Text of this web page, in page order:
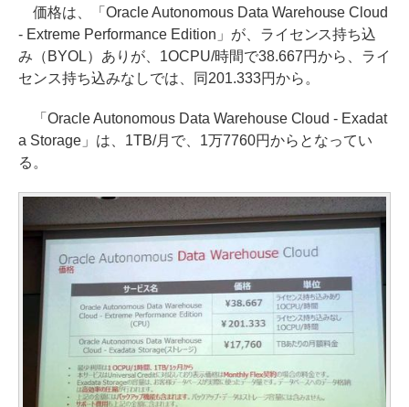
価格は、「Oracle Autonomous Data Warehouse Cloud
- Extreme Performance Edition」が、ライセンス持ち込
み（BYOL）ありが、1OCPU/時間で38.667円から、ライ
センス持ち込みなしでは、同201.333円から。
「Oracle Autonomous Data Warehouse Cloud - Exadat
a Storage」は、1TB/月で、1万7760円からとなってい
る。